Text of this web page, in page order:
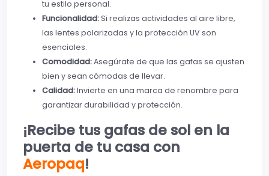
tu estilo personal.
Funcionalidad:Si realizas actividades al aire libre,
las lentes polarizadas y la protección UV son
esenciales.
Comodidad:Asegúrate de que las gafas se ajusten
bien y sean cómodas de llevar.
Calidad:Invierte en una marca de renombre para
garantizar durabilidad y protección.
¡Recibe tus gafas de sol en la
puerta de tu casa con
Aeropaq!